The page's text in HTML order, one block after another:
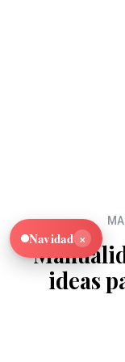
ideas
Navidad ×